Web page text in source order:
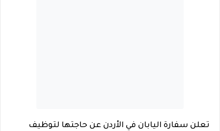
تعلن سفارة اليابان في الأردن عن حاجتها لتوظيف